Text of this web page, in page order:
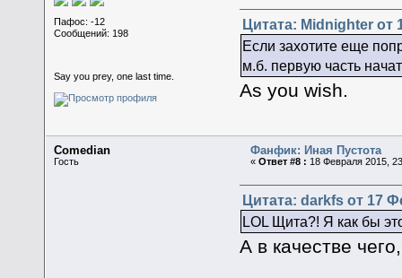
Пафос: -12
Сообщений: 198
Say you prey, one last time.
Цитата: Midnighter от
Если захотите еще
м.б. первую часть
As you wish.
Comedian
Гость
Фанфик: Иная Пустота
«Ответ #8 : 18 Февраля 2015,
Цитата: darkfs от 17
LOL Щита?! Я как бы
А в качестве